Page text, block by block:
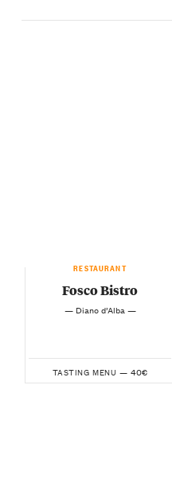
RESTAURANT
Fosco Bistro
— Diano d’Alba —
TASTING MENU — 40€